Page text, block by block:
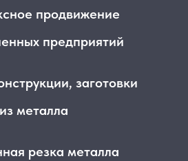
продвижение
предприятий
заготовки
из металла
резка металла